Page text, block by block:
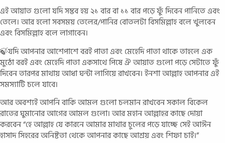
এই আয়াত গুলো যদি সম্ভব হয় ২১ বার বা ১১ বার পড়ে ফুঁ দিবেন পানিতে এবং
তেলে। আর হলো সবসময় তেলের/পানির বোতলটা বিসমিল্লাহ বলে খুলবেন
এবং বিসমিল্লাহ বলে লাগাবেন।
🍃যদি আপনার আশেপাশে বরই পাতা এবং মেহেদি পাতা থাকে তাহলে এক
মুঠো বরই এবং মেহেদি পাতা একসাথে পিষে ঐ আয়াত গুলো পড়ে সেটাতে ফুঁ
দিবেন তারপর মাথায় আধা ঘন্টা লাগিয়ে রাখবেন। ইনশা আল্লাহ আপনার এই
সমস্যাটি চলে যাবে।
আর অবশ্যই আপনি বাকি আমল গুলো চলমান রাখবেন সকাল বিকেল
রাতের ঘুমানোর আগের আমল গুলো। আর মহান আল্লাহর কাছে দোয়া
করবেন “হে আল্লাহ যে কারনে আমার মাথার চুলের পড়ে যাচ্ছে সেই আঈন
হাসাদ সিহরের অনিষ্টতা থেকে আপনার কাছে আশ্রয় এবং শিফা চাই।”